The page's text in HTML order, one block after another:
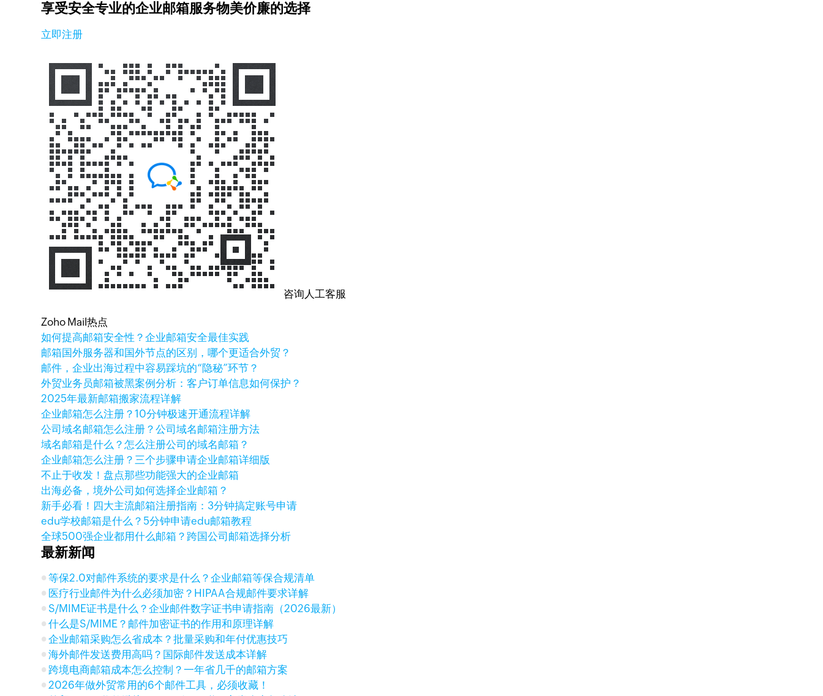
享受安全专业的企业邮箱服务物美价廉的选择
立即注册
咨询人工客服
Zoho Mail热点
如何提高邮箱安全性？企业邮箱安全最佳实践
邮箱国外服务器和国外节点的区别，哪个更适合外贸？
邮件，企业出海过程中容易踩坑的“隐秘”环节？
外贸业务员邮箱被黑案例分析：客户订单信息如何保护？
2025年最新邮箱搬家流程详解
企业邮箱怎么注册？10分钟极速开通流程详解
公司域名邮箱怎么注册？公司域名邮箱注册方法
域名邮箱是什么？怎么注册公司的域名邮箱？
企业邮箱怎么注册？三个步骤申请企业邮箱详细版
不止于收发！盘点那些功能强大的企业邮箱
出海必备，境外公司如何选择企业邮箱？
新手必看！四大主流邮箱注册指南：3分钟搞定账号申请
edu学校邮箱是什么？5分钟申请edu邮箱教程
全球500强企业都用什么邮箱？跨国公司邮箱选择分析
最新新闻
等保2.0对邮件系统的要求是什么？企业邮箱等保合规清单
医疗行业邮件为什么必须加密？HIPAA合规邮件要求详解
S/MIME证书是什么？企业邮件数字证书申请指南（2026最新）
什么是S/MIME？邮件加密证书的作用和原理详解
企业邮箱采购怎么省成本？批量采购和年付优惠技巧
海外邮件发送费用高吗？国际邮件发送成本详解
跨境电商邮箱成本怎么控制？一年省几千的邮箱方案
2026年做外贸常用的6个邮件工具，必须收藏！